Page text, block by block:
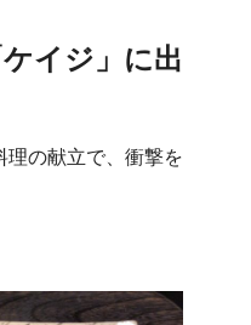
イジ」に出
理の献立で、衝撃を